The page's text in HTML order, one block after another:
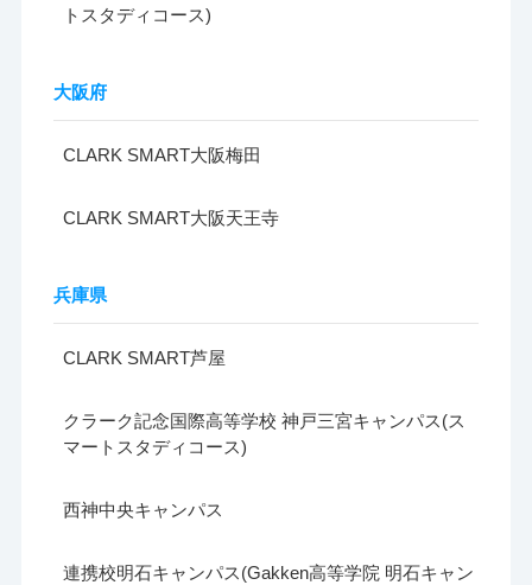
トスタディコース)
大阪府
CLARK SMART大阪梅田
CLARK SMART大阪天王寺
兵庫県
CLARK SMART芦屋
クラーク記念国際高等学校 神戸三宮キャンパス(ス
マートスタディコース)
西神中央キャンパス
連携校明石キャンパス(Gakken高等学院 明石キャン